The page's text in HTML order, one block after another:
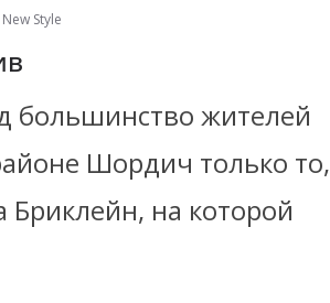
Style
большинство жителей
Шордич только то,
Бриклейн, на которой